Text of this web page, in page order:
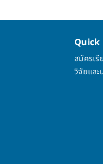
Quick
สมัครเรี
วิจัยและ